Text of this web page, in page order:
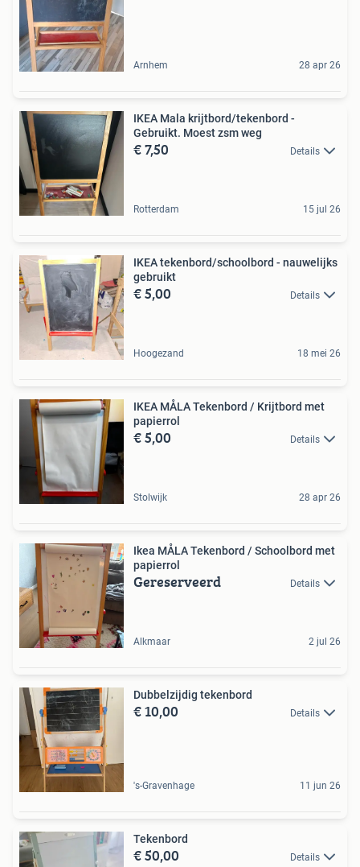
Arnhem 28 apr 26
IKEA Mala krijtbord/tekenbord -
Gebruikt. Moest zsm weg
€ 7,50 Details
Rotterdam 15 jul 26
IKEA tekenbord/schoolbord - nauwelijks
gebruikt
€ 5,00 Details
Hoogezand 18 mei 26
IKEA MÅLA Tekenbord / Krijtbord met
papierrol
€ 5,00 Details
Stolwijk 28 apr 26
Ikea MÅLA Tekenbord / Schoolbord met
papierrol
Gereserveerd Details
Alkmaar 2 jul 26
Dubbelzijdig tekenbord
€ 10,00 Details
's-Gravenhage 11 jun 26
Tekenbord
€ 50,00 Details